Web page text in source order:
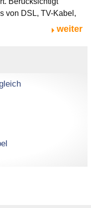
von DSL, TV-Kabel,
weiter